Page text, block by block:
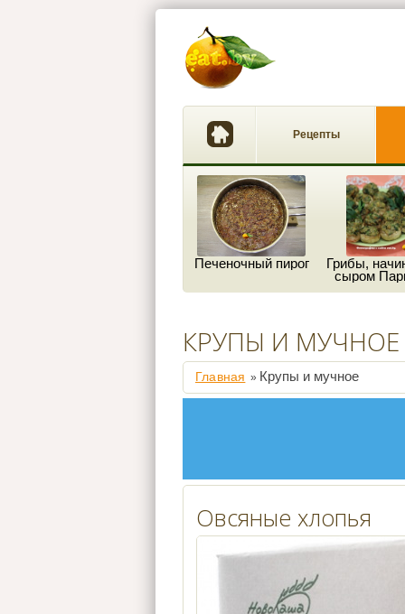
Рецепты
Печеночный пирог
Грибы,
сыром
КРУПЫ И МУЧНОЕ
Главная » Крупы и мучное
Овсяные хлопья